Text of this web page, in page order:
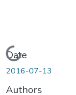
Loading...
Date
2016-07-13
Authors